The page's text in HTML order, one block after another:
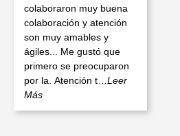
colaboraron muy buena
colaboración y atención
son muy amables y
ágiles... Me gustó que
primero se preocuparon
por la. Atención t
...Leer
Más